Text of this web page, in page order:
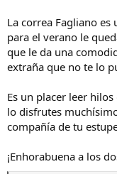
La correa Fagliano es
para el verano le
que le da una
extraña que no te lo
Es un placer leer
lo disfrutes
compañía de tu
¡Enhorabuena a los